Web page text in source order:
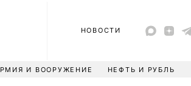
НОВОСТИ
И ВООРУЖЕНИЕ НЕФТЬ И РУБЛЬ